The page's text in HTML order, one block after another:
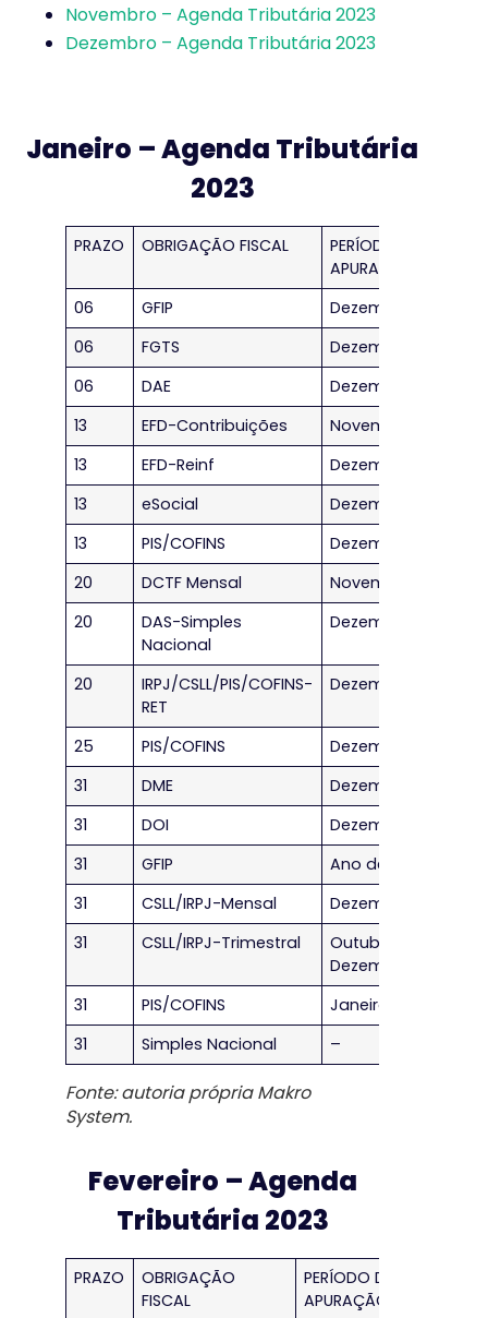
Novembro – Agenda Tributária 2023
Dezembro – Agenda Tributária 2023
Janeiro – Agenda Tributária
2023
PRAZO OBRIGAÇÃO FISCAL
PERÍODO DE
APURAÇÃO
06
GFIP
Dezembro/2022
06
FGTS
Dezembro/2022
06
DAE
Dezembro/2022
13
EFD-Contribuições
Novembro/2022
13
EFD-Reinf
Dezembro/2022
13
eSocial
Dezembro/2022
13
PIS/COFINS
Dezembro/2022
20
DCTF Mensal
Novembro/2022
20
DAS-Simples
Nacional
Dezembro/2022
20
IRPJ/CSLL/PIS/COFINS-
RET
Dezembro/2022
25 PIS/COFINS
Dezembro/2022
31
DME
Dezembro/2022
31
DOI
Dezembro/2022
31
GFIP
Ano de 2022
31
CSLL/IRPJ-Mensal
Dezembro/2022
31
CSLL/IRPJ-Trimestral
Outubro a
Dezembro/2022
31
PIS/COFINS
Janeiro/2023
31
Simples Nacional –
Fonte: autoria própria Makro
System.
Fevereiro – Agenda
Tributária 2023
PRAZO
OBRIGAÇÃO
FISCAL
PERÍODO DE
APURAÇÃO